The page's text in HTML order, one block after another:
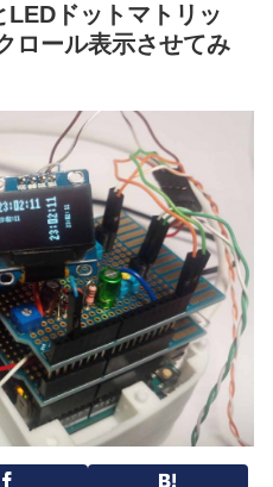
ドットマトリッ
ロール表示させてみ